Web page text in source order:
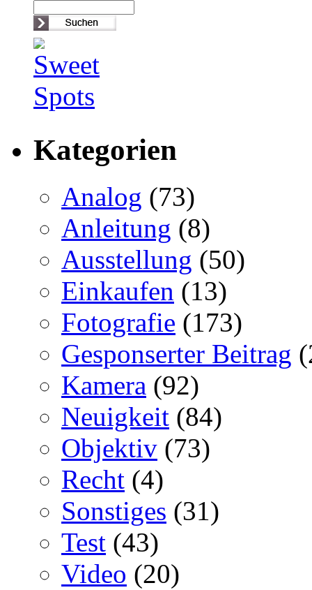
Kategorien
Analog (73)
Anleitung (8)
Ausstellung (50)
Einkaufen (13)
Fotografie (173)
Gesponserter Beitrag
Kamera (92)
Neuigkeit (84)
Objektiv (73)
Recht (4)
Sonstiges (31)
Test (43)
Video (20)